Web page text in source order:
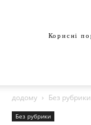
Корисні
додому Без рубрики
Без рубрики